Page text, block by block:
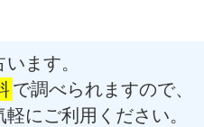
ます。
で調べられますので、
にご利用ください。